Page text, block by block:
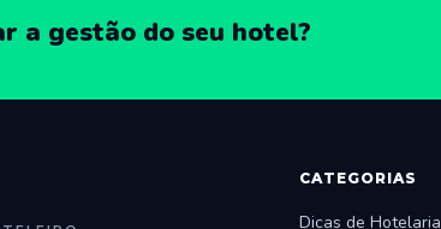
a gestão do seu hotel?
CATEGORIAS
Dicas de Hotelaria